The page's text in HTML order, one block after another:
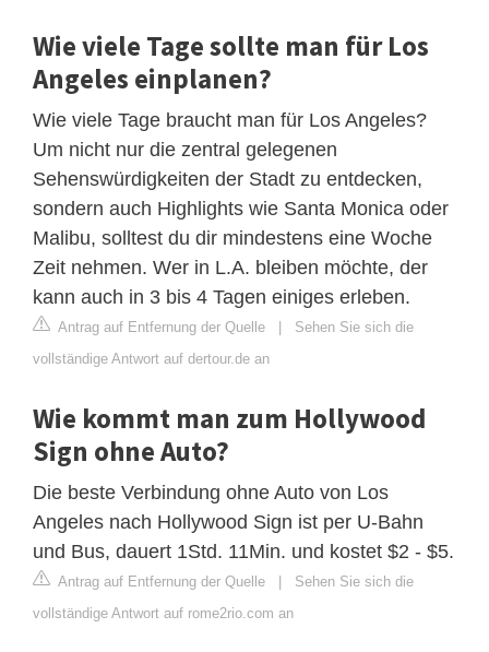
Wie viele Tage sollte man für Los
Angeles einplanen?
Wie viele Tage braucht man für Los Angeles?
Um nicht nur die zentral gelegenen
Sehenswürdigkeiten der Stadt zu entdecken,
sondern auch Highlights wie Santa Monica oder
Malibu, solltest du dir mindestens eine Woche
Zeit nehmen. Wer in L.A. bleiben möchte, der
kann auch in 3 bis 4 Tagen einiges erleben.
Antrag auf Entfernung der Quelle | Sehen Sie sich die
vollständige Antwort auf dertour.de an
Wie kommt man zum Hollywood
Sign ohne Auto?
Die beste Verbindung ohne Auto von Los
Angeles nach Hollywood Sign ist per U-Bahn
und Bus, dauert 1Std. 11Min. und kostet $2 - $5.
Antrag auf Entfernung der Quelle | Sehen Sie sich die
vollständige Antwort auf rome2rio.com an